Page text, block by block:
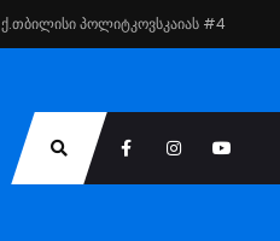
ქ.თბილისი პოლიტკოვსკაიას #4